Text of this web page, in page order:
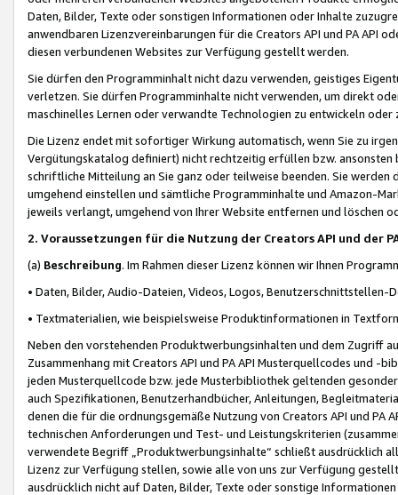
Daten, Bilder, Texte oder sonstigen Informationen oder Inhalte
anwendbaren Lizenzvereinbarungen für die Creators API und PA API
diesen verbundenen Websites zur Verfügung gestellt werden.
Sie dürfen den Programminhalt nicht dazu verwenden, geistiges
verletzen. Sie dürfen Programminhalte nicht verwenden, um direkt
maschinelles Lernen oder verwandte Technologien zu entwickeln
Die Lizenz endet mit sofortiger Wirkung automatisch, wenn Sie zu
Vergütungskatalog definiert) nicht rechtzeitig erfüllen bzw. ansonsten
schriftliche Mitteilung an Sie ganz oder teilweise beenden. Sie werden
umgehend einstellen und sämtliche Programminhalte und Amazon-
jeweils verlangt, umgehend von Ihrer Website entfernen und löschen
2. Voraussetzungen für die Nutzung der Creators API und der
(a) Beschreibung. Im Rahmen dieser Lizenz können wir Ihnen
• Daten, Bilder, Audio-Dateien, Videos, Logos, Benutzerschnittstellen-
• Textmaterialien, wie beispielsweise Produktinformationen in
Neben den vorstehenden Produktwerbungsinhalten und dem Zugriff
Zusammenhang mit Creators API und PA API Musterquellcodes und
jeden Musterquellcode bzw. jede Musterbibliothek geltenden
auch Spezifikationen, Benutzerhandbücher, Anleitungen,
denen die für die ordnungsgemäße Nutzung von Creators API und PA
technischen Anforderungen und Test- und Leistungskriterien
verwendete Begriff „Produktwerbungsinhalte“ schließt ausdrücklich
Lizenz zur Verfügung stellen, sowie alle von uns zur Verfügung
ausdrücklich nicht auf Daten, Bilder, Texte oder sonstige